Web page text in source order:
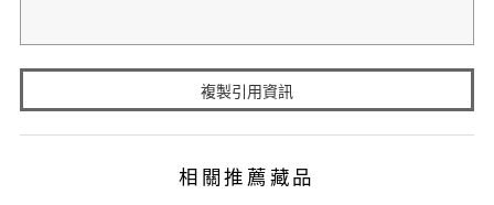
複製引用資訊
相關推薦藏品